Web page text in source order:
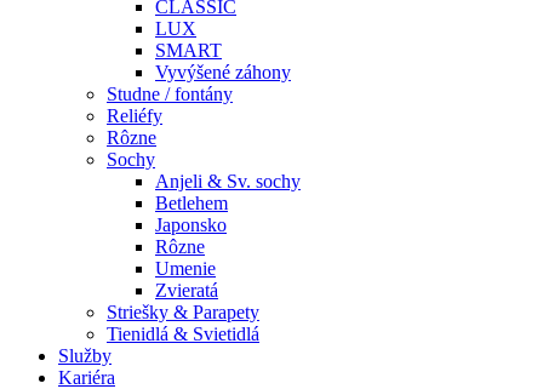
CLASSIC
LUX
SMART
Vyvýšené záhony
Studne / fontány
Reliéfy
Rôzne
Sochy
Anjeli & Sv. sochy
Betlehem
Japonsko
Rôzne
Umenie
Zvieratá
Striešky & Parapety
Tienidlá & Svietidlá
Služby
Kariéra